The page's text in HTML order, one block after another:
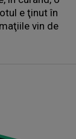
e ţinut în
vin de